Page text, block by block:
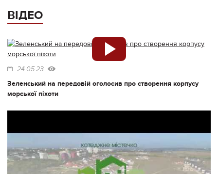
ВІДЕО
24.05.23
Зеленський на передовій оголосив про створення корпусу
морської піхоти